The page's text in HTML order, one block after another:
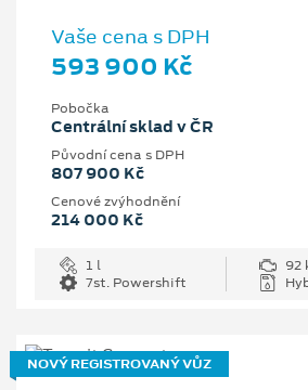
Vaše cena s DPH
593 900 Kč
Pobočka
Centrální sklad v ČR
Původní cena s DPH
807 900 Kč
Cenové zvýhodnění
214 000 Kč
1 l
92
7st. Powershift
NOVÝ REGISTROVANÝ VŮZ